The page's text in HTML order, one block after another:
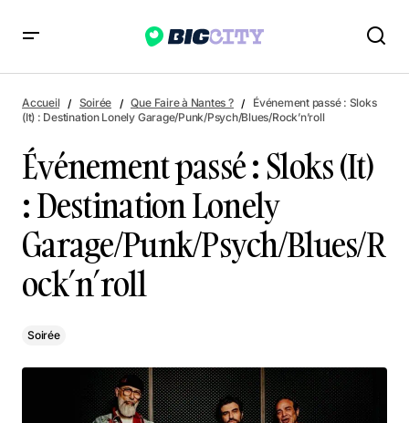
Garage/Punk/Psych/Blues/Rock’n’roll
Accueil Soirée Que Faire à Nantes ?
Événement passé : Sloks
(It) : Destination Lonely Garage/Punk/Psych/Blues/Rock’n’roll
Événement passé : Sloks (It)
: Destination Lonely
Garage/Punk/Psych/Blues/R
ock’n’roll
Soirée